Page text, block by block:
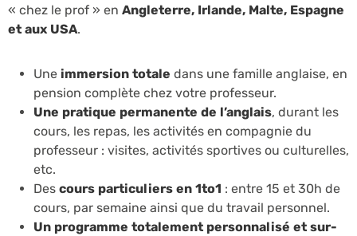
« chez le prof » en Angleterre, Irlande, Malte, Espagne
et aux USA.
Une immersion totale dans une famille anglaise, en
pension complète chez votre professeur.
Une pratique permanente de l’anglais, durant les
cours, les repas, les activités en compagnie du
professeur : visites, activités sportives ou culturelles,
etc.
Des cours particuliers en 1to1 : entre 15 et 30h de
cours, par semaine ainsi que du travail personnel.
Un programme totalement personnalisé et sur-